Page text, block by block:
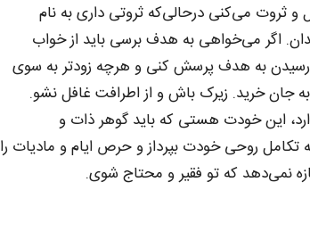
و ثروت می‌کنی درحالی‌که ثروتی داری به نام
اگر می‌خواهی به هدف برسی باید از خواب
راه رسیدن به هدف پرسش کنی و هرچه زودتر به سوی
جان خرید. زیرک باش و از اطرافت غافل نشو.
این خودت هستی که باید گوهر ذات و
روحی خودت بپرداز و حرص ایام و مادیات را
نمی‌دهد که تو فقیر و محتاج شوی.